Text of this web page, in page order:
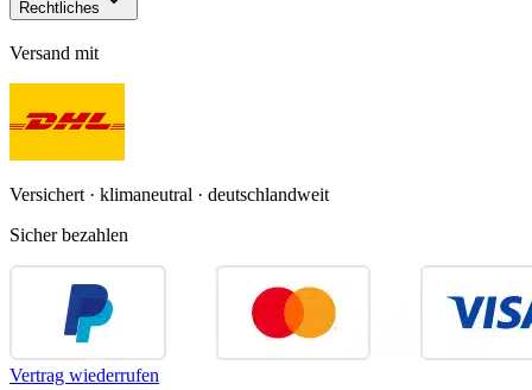
Rechtliches
Versand mit
Versichert · klimaneutral · deutschlandweit
Sicher bezahlen
Vertrag wiederrufen